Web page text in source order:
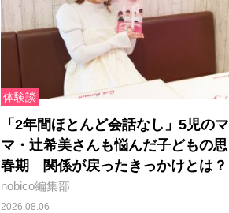
体験談
「2年間ほとんど会話なし」5児のマ
マ・辻希美さんも悩んだ子どもの思
春期 関係が戻ったきっかけとは？
nobico編集部
2026.08.06